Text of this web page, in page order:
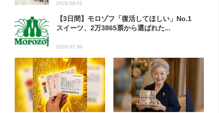
2026.08.01
【3日間】モロゾフ「復活してほしい」No.1
スイーツ、2万3865票から選ばれた...
2026.07.30